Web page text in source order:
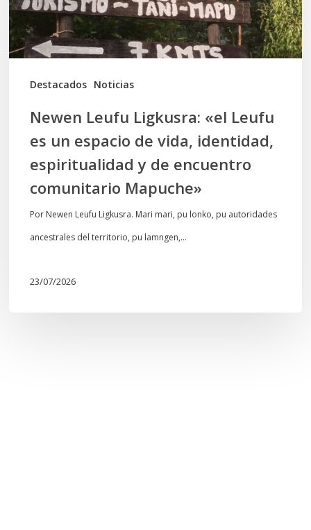
Destacados Noticias
un
espacio
de
vida,
espiritualidad
encuentro
comunitario
Mapuche»
Newen Leufu Ligkusra: «el Leufu
es un espacio de vida, identidad,
espiritualidad y de encuentro
comunitario Mapuche»
Por Newen Leufu Ligkusra. Mari mari, pu lonko, pu autoridades
ancestrales del territorio, pu lamngen,…
23/07/2026